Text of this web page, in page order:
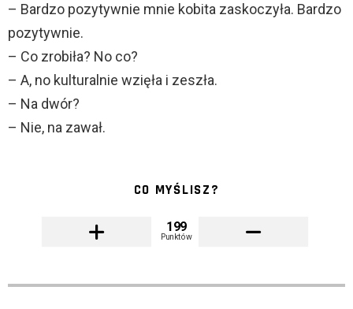
– Bardzo pozytywnie mnie kobita zaskoczyła. Bardzo
pozytywnie.
– Co zrobiła? No co?
– A, no kulturalnie wzięła i zeszła.
– Na dwór?
– Nie, na zawał.
CO MYŚLISZ?
199
Punktów